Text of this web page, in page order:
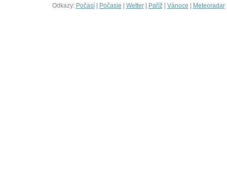
Odkazy: Počasí| Počasie | Wetter| Paříž| Vánoce | Meteoradar